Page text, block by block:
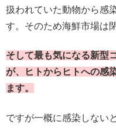
扱われていた動物から感
す。そのため海鮮市場は
そして最も気になる新型
が、ヒトからヒトへの感
ます。
ですが一概に感染しない